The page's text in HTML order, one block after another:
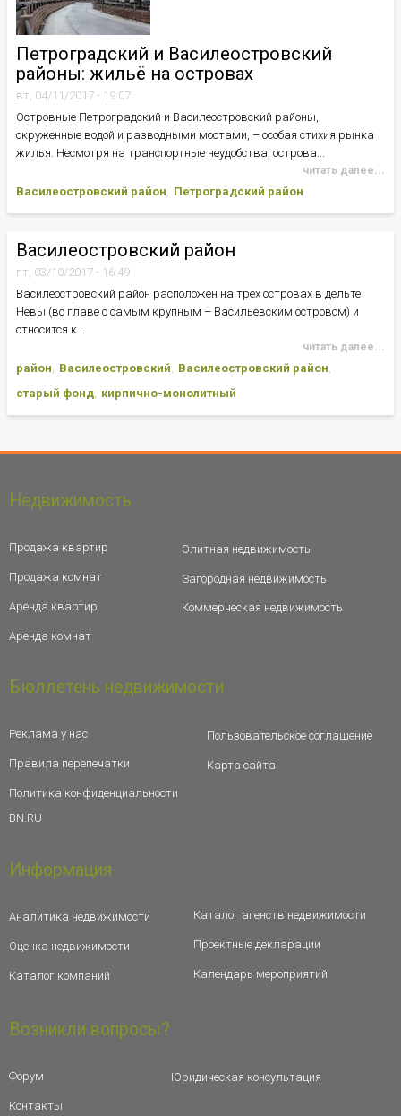
Петроградский и Василеостровский
районы: жильё на островах
вт, 04/11/2017 - 19:07
Островные Петроградский и Василеостровский районы,
окруженные водой и разводными мостами, – особая стихия рынка
жилья. Несмотря на транспортные неудобства, острова...
читать далее...
Василеостровский район Петроградский район
Василеостровский район
пт, 03/10/2017 - 16:49
Василеостровский район расположен на трех островах в дельте
Невы (во главе с самым крупным – Васильевским островом) и
относится к...
читать далее...
район Василеостровский
Василеостровский район
старый фонд кирпично-монолитный
Недвижимость
Продажа квартир
Продажа комнат
Аренда квартир
Аренда комнат
Элитная недвижимость
Загородная недвижимость
Коммерческая недвижимость
Бюллетень недвижимости
Реклама у нас
Правила перепечатки
Политика конфиденциальности
BN.RU
Пользовательское соглашение
Карта сайта
Информация
Аналитика недвижимости
Оценка недвижимости
Каталог компаний
Каталог агенств недвижимости
Проектные декларации
Календарь мероприятий
Возникли вопросы?
Форум
Контакты
Юридическая консультация